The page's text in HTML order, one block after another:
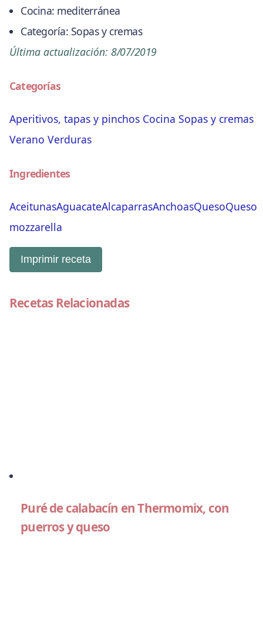
Cocina: mediterránea
Categoría: Sopas y cremas
Última actualización: 8/07/2019
Categorías
Aperitivos, tapas y pinchos Cocina Sopas y cremas
Verano Verduras
Ingredientes
AceitunasAguacateAlcaparrasAnchoasQuesoQueso
mozzarella
Imprimir receta
Recetas Relacionadas
Puré de calabacín en Thermomix, con
puerros y queso